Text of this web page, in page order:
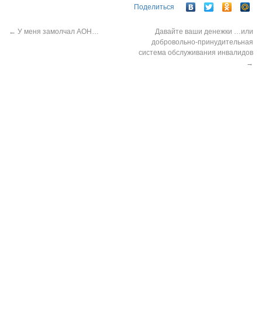
Поделиться
← У меня замолчал АОН…
Давайте ваши денежки …или
добровольно-принудительная
система обслуживания инвалидов
→